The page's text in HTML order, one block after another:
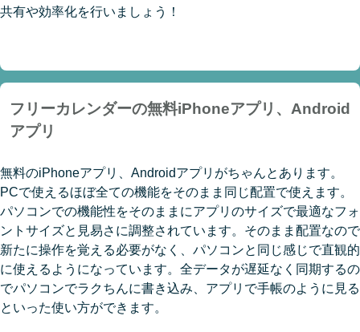
共有や効率化を行いましょう！
フリーカレンダーの無料iPhoneアプリ、Android
アプリ
無料のiPhoneアプリ、Androidアプリがちゃんとあります。
PCで使えるほぼ全ての機能をそのまま同じ配置で使えます。
パソコンでの機能性をそのままにアプリのサイズで最適なフォ
ントサイズと見易さに調整されています。そのまま配置なので
新たに操作を覚える必要がなく、パソコンと同じ感じで直観的
に使えるようになっています。全データが遅延なく同期するの
でパソコンでラクちんに書き込み、アプリで手帳のように見る
といった使い方ができます。